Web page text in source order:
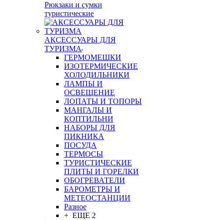
Рюкзаки и сумки
туристические
АКСЕССУАРЫ ДЛЯ
ТУРИЗМА
ГЕРМОМЕШКИ
ИЗОТЕРМИЧЕСКИЕ
ХОЛОДИЛЬНИКИ
ЛАМПЫ И
ОСВЕЩЕНИЕ
ЛОПАТЫ И ТОПОРЫ
МАНГАЛЫ И
КОПТИЛЬНИ
НАБОРЫ ДЛЯ
ПИКНИКА
ПОСУДА
ТЕРМОСЫ
ТУРИСТИЧЕСКИЕ
ПЛИТЫ И ГОРЕЛКИ
ОБОГРЕВАТЕЛИ
БАРОМЕТРЫ И
МЕТЕОСТАНЦИИ
Разное
+ ЕЩЕ 2